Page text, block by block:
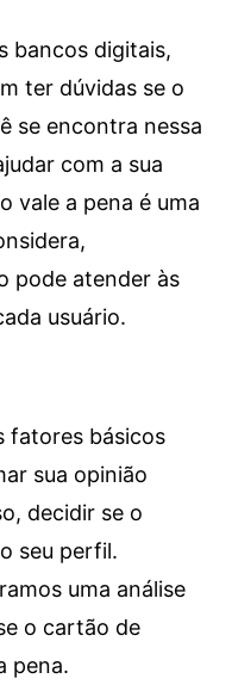
bancos digitais,
ter dúvidas se o
se encontra nessa
com a sua
vale a pena é uma
pode atender às
usuário.
fatores básicos
sua opinião
decidir se o
seu perfil.
uma análise
o cartão de
pena.